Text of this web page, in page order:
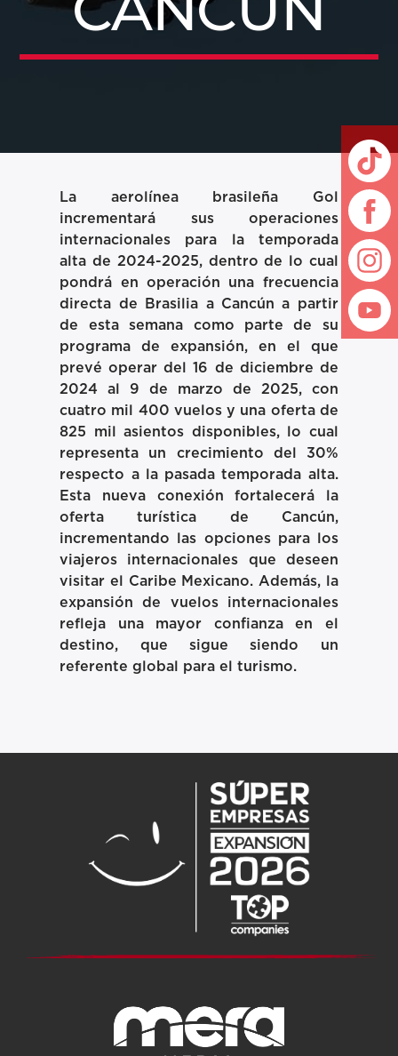
La aerolínea brasileña Gol
incrementará sus operaciones
internacionales para la temporada
alta de 2024-2025, dentro de lo cual
pondrá en operación una frecuencia
directa de Brasilia a Cancún a partir
de esta semana como parte de su
programa de expansión, en el que
prevé operar del 16 de diciembre de
2024 al 9 de marzo de 2025, con
cuatro mil 400 vuelos y una oferta de
825 mil asientos disponibles, lo cual
representa un crecimiento del 30%
respecto a la pasada temporada alta.
Esta nueva conexión fortalecerá la
oferta turística de Cancún,
incrementando las opciones para los
viajeros internacionales que deseen
visitar el Caribe Mexicano. Además, la
expansión de vuelos internacionales
refleja una mayor confianza en el
destino, que sigue siendo un
referente global para el turismo.